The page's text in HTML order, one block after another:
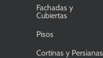
Fachadas y
Cubiertas
Pisos
Cortinas y Persianas